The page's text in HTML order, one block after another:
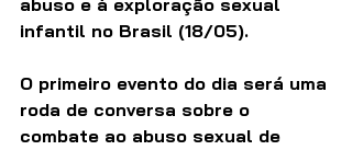
abuso e à exploração sexual
infantil no Brasil (18/05).
O primeiro evento do dia será uma
roda de conversa sobre o
combate ao abuso sexual de